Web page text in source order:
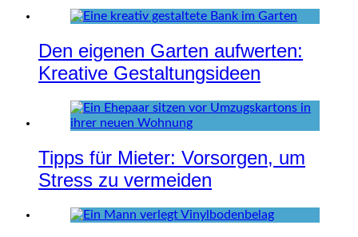
Den eigenen Garten aufwerten:
Kreative Gestaltungsideen
Tipps für Mieter: Vorsorgen, um
Stress zu vermeiden